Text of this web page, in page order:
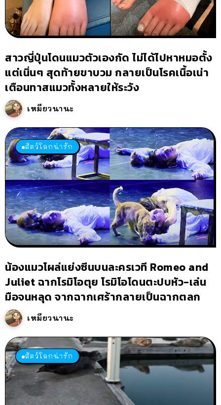
สาวญี่ปุ่นโดนแมวตัวเองกัด ไม่ได้ไปหาหมอตั้ง
แต่เนิ่นๆ สุดท้ายขาบวม กลายเป็นโรคเนื้อเน่า
เตือนทาสแมวทั้งหลายให้ระวัง
เหมียวนานะ
สัตว์โลกน่ารัก
น้องแมวโผล่แย่งซีนบนละครเวที Romeo and
Juliet ฉากโรมิโอตุย โรมิโอโดนตะปบหัว-เล่น
มือจนหลุด จากฉากเศร้ากลายเป็นฉากตลก
เหมียวนานะ
สัตว์โลกน่ารัก